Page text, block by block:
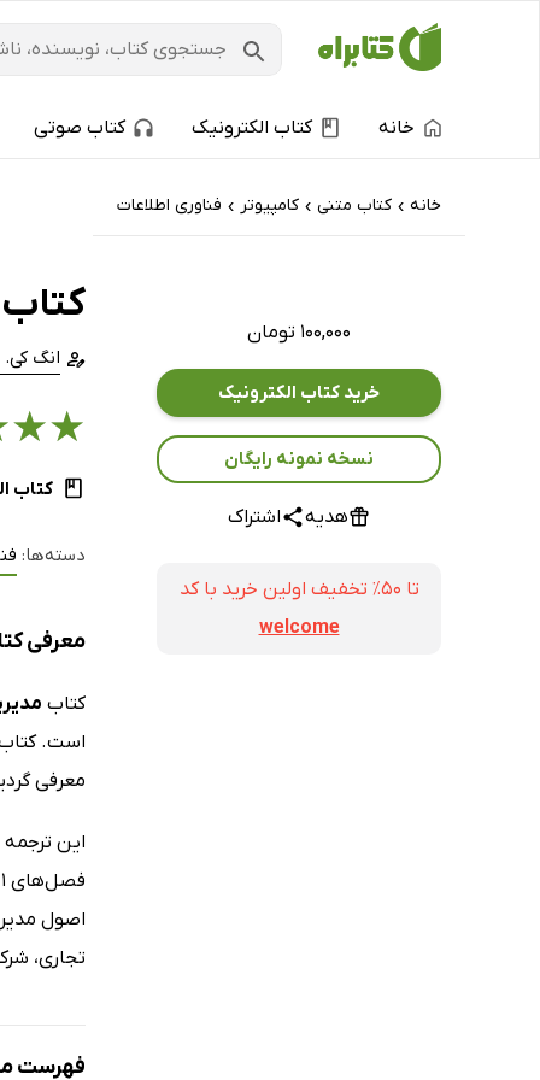
خانه کتاب الکترونیک کتاب صوتی
خانه › کتاب‌ متنی › کامپیوتر › فناوری اطلاعات
۱۰۰,۰۰۰ تومان
خرید کتاب الکترونیک
نسخه نمونه رایگان
هدیه اشتراک
تا ۵۰٪ تخفیف اولین خرید با کد
welcome
کتاب
انگ
★
★
کتاب
دسته‌ها:
معرفی
کتاب
است. کتاب
معرفی
تجاری،
فهرست